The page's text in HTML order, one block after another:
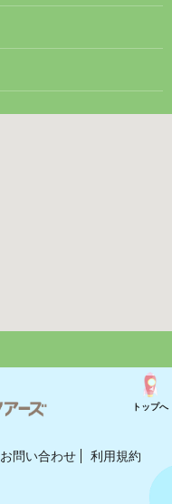
お問い合わせ 利用規約
トップへ